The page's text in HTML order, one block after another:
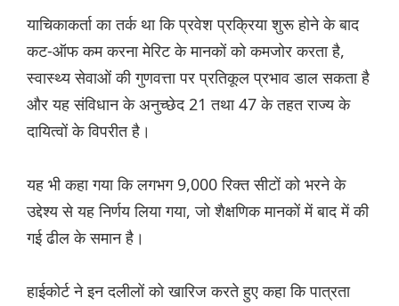
याचिकाकर्ता का तर्क था कि प्रवेश प्रक्रिया शुरू होने के बाद
कट-ऑफ कम करना मेरिट के मानकों को कमजोर करता है,
स्वास्थ्य सेवाओं की गुणवत्ता पर प्रतिकूल प्रभाव डाल सकता है
और यह संविधान के अनुच्छेद 21 तथा 47 के तहत राज्य के
दायित्वों के विपरीत है।
यह भी कहा गया कि लगभग 9,000 रिक्त सीटों को भरने के
उद्देश्य से यह निर्णय लिया गया, जो शैक्षणिक मानकों में बाद में की
गई ढील के समान है।
हाईकोर्ट ने इन दलीलों को खारिज करते हुए कहा कि पात्रता